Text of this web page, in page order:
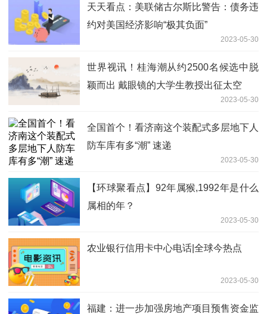
天天看点：美联储古尔斯比警告：债务违
约对美国经济影响“极其负面”
2023-05-30
世界视讯！桂海潮从约2500名候选中脱
颖而出 戴眼镜的大学生教授出征太空
2023-05-30
全国首个！看济南这个装配式多层地下人
防车库有多“潮” 速递
2023-05-30
【环球聚看点】92年属猴,1992年是什么
属相的年？
2023-05-30
农业银行信用卡中心电话|全球今热点
2023-05-30
福建：进一步加强房地产项目预售资金监